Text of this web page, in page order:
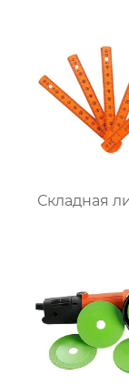
Складная